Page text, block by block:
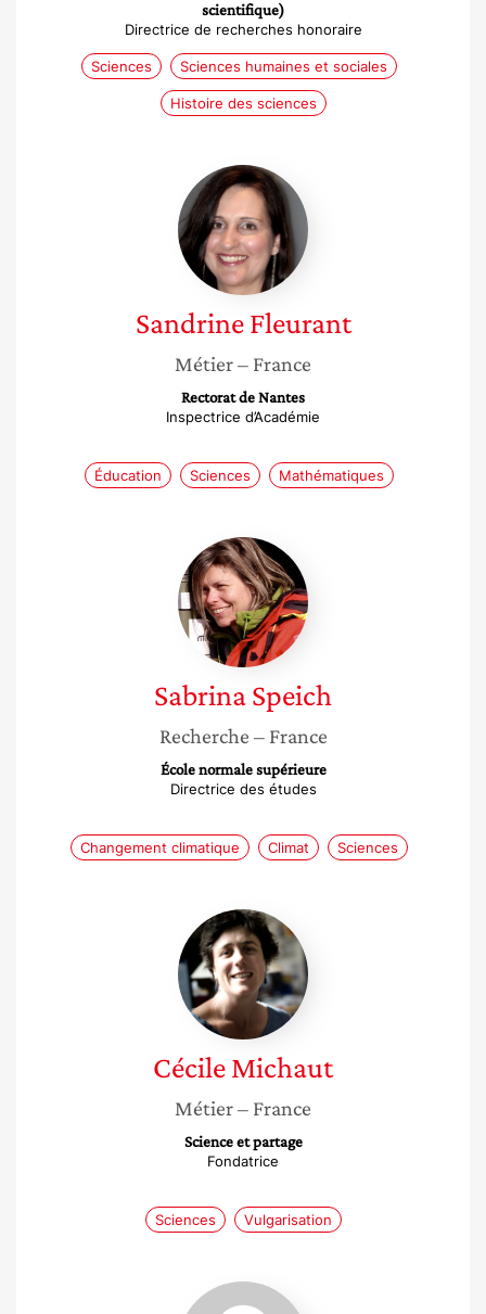
scientifique)
Directrice de recherches honoraire
Sciences Sciences humaines et sociales
Histoire des sciences
Sandrine
Fleurant
Sandrine Fleurant
Métier– France
Rectorat de Nantes
Inspectrice d’Académie
Éducation Sciences Mathématiques
Sabrina
Speich
SabrinaSpeich
Recherche – France
École normale supérieure
Directrice des études
Changement climatique Climat Sciences
Cécile
Michaut
CécileMichaut
Métier– France
Science et partage
Fondatrice
Sciences Vulgarisation
Catherine